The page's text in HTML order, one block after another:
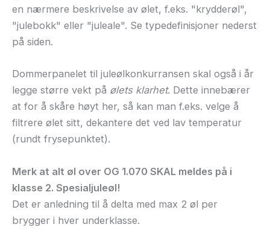
en nærmere beskrivelse av ølet, f.eks. "krydderøl",
"julebokk" eller "juleale". Se typedefinisjoner nederst
på siden.
Dommerpanelet til juleølkonkurransen skal også i år
legge større vekt på ølets klarhet. Dette innebærer
at for å skåre høyt her, så kan man f.eks. velge å
filtrere ølet sitt, dekantere det ved lav temperatur
(rundt frysepunktet).
Merk at alt øl over OG 1.070 SKAL meldes på i
klasse 2. Spesialjuleøl!
Det er anledning til å delta med max 2 øl per
brygger i hver underklasse.